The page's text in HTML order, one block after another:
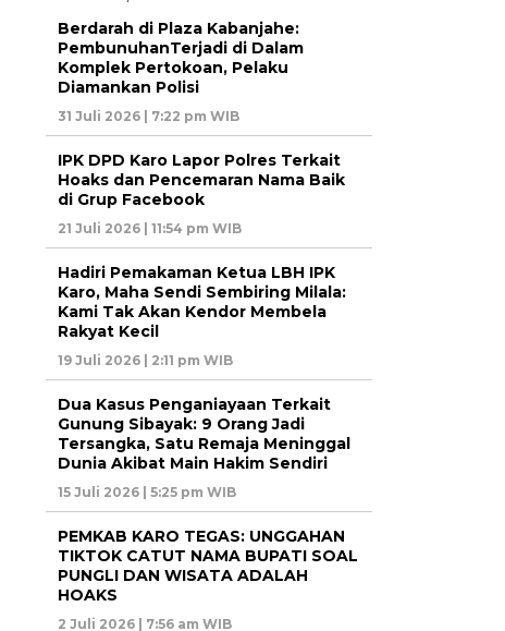
Berdarah di Plaza Kabanjahe:
PembunuhanTerjadi di Dalam
Komplek Pertokoan, Pelaku
Diamankan Polisi
31 Juli 2026 | 7:22 pm WIB
IPK DPD Karo Lapor Polres Terkait
Hoaks dan Pencemaran Nama Baik
di Grup Facebook
21 Juli 2026 | 11:54 pm WIB
Hadiri Pemakaman Ketua LBH IPK
Karo, Maha Sendi Sembiring Milala:
Kami Tak Akan Kendor Membela
Rakyat Kecil
19 Juli 2026 | 2:11 pm WIB
Dua Kasus Penganiayaan Terkait
Gunung Sibayak: 9 Orang Jadi
Tersangka, Satu Remaja Meninggal
Dunia Akibat Main Hakim Sendiri
15 Juli 2026 | 5:25 pm WIB
PEMKAB KARO TEGAS: UNGGAHAN
TIKTOK CATUT NAMA BUPATI SOAL
PUNGLI DAN WISATA ADALAH
HOAKS
2 Juli 2026 | 7:56 am WIB